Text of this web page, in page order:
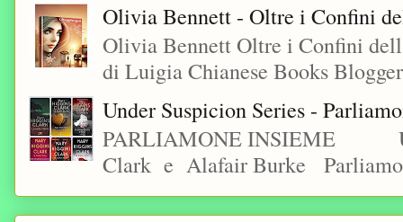
Olivia Bennett - Oltre i Confini
Olivia Bennett Oltre i Confini
di Luigia Chianese Books
Under Suspicion Series -
PARLIAMONE INSIEME
Clark e Alafair Burke